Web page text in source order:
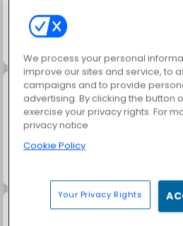
Grand Mahjong Connect
We process your personal
improve our sites and service, to
campaigns and to provide
advertising. By clicking the button
exercise your privacy rights. For
privacy notice
Cookie Policy
Your Privacy Rights